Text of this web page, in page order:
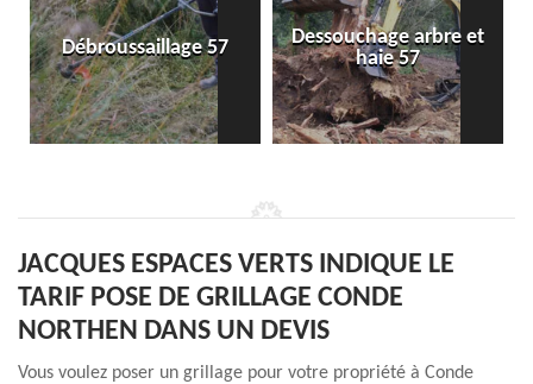
Débroussaillage 57
Dessouchage arbre et
haie 57
JACQUES ESPACES VERTS INDIQUE LE
TARIF POSE DE GRILLAGE CONDE
NORTHEN DANS UN DEVIS
Vous voulez poser un grillage pour votre propriété à Conde